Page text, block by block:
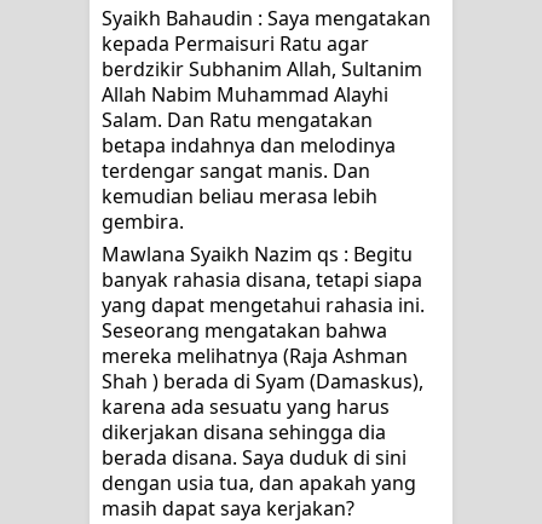
Syaikh Bahaudin : Saya mengatakan
kepada Permaisuri Ratu agar
berdzikir Subhanim Allah, Sultanim
Allah Nabim Muhammad Alayhi
Salam. Dan Ratu mengatakan
betapa indahnya dan melodinya
terdengar sangat manis. Dan
kemudian beliau merasa lebih
gembira.
Mawlana Syaikh Nazim qs : Begitu
banyak rahasia disana, tetapi siapa
yang dapat mengetahui rahasia ini.
Seseorang mengatakan bahwa
mereka melihatnya (Raja Ashman
Shah ) berada di Syam (Damaskus),
karena ada sesuatu yang harus
dikerjakan disana sehingga dia
berada disana. Saya duduk di sini
dengan usia tua, dan apakah yang
masih dapat saya kerjakan?